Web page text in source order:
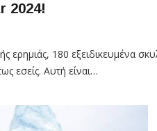
2024!
ερημιάς, 180 εξειδικευμένα
εσείς. Αυτή είναι…